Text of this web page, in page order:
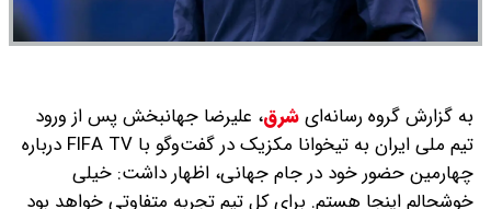
به گزارش گروه رسانه‌ایشرق، علیرضا جهانبخش پس از ورود
تیم ملی ایران به تیخوانا مکزیک در گفت‌وگو با FIFA TV درباره
چهارمین حضور خود در جام جهانی، اظهار داشت: خیلی
خوشحالم اینجا هستم. برای کل تیم تجربه متفاوتی خواهد بود